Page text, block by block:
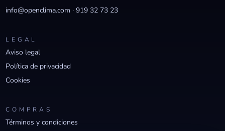
info@openclima.com ·919 32 73 23
LEGAL
Aviso legal
Política de privacidad
Cookies
COMPRAS
Términos y condiciones